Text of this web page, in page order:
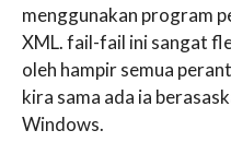
menggunakan program
XML. fail-fail ini sangat
oleh hampir semua
kira sama ada ia
Windows.